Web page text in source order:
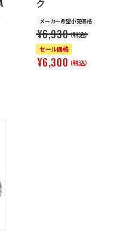
ク
メーカー希望小売価格
¥6,930（税込）
セール価格
¥6,300（税込）